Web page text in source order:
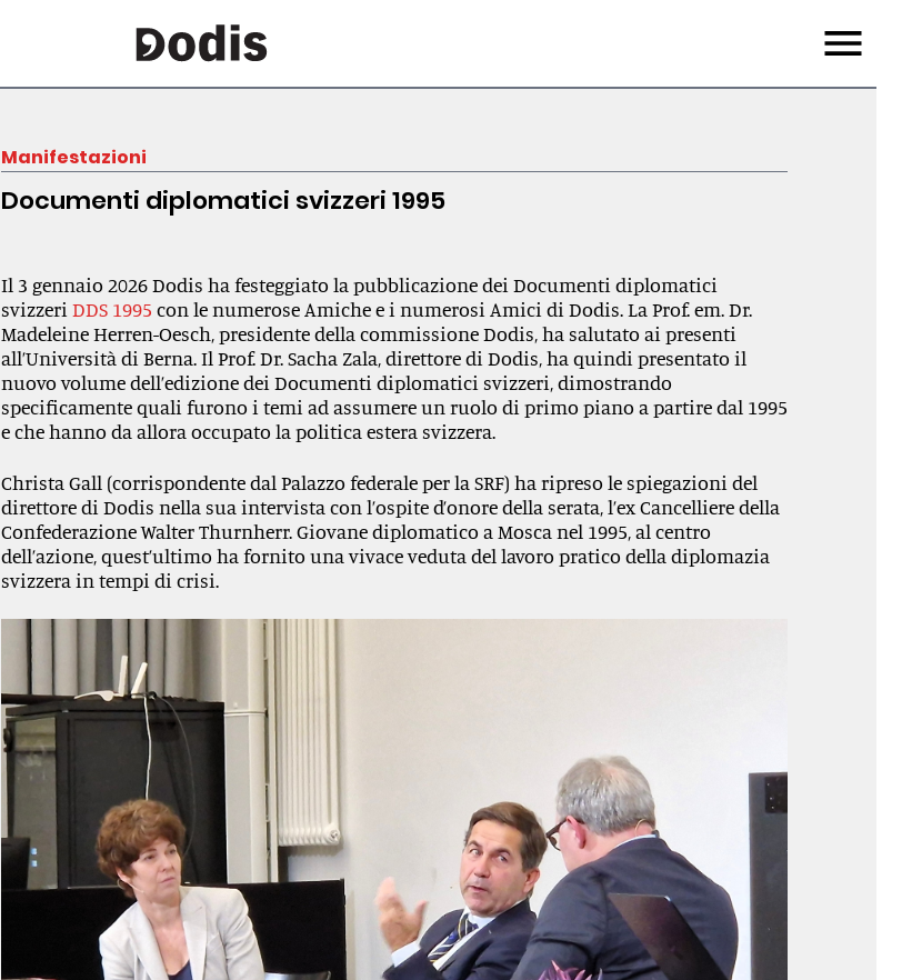
Menu
Manifestazioni
Documenti diplomatici svizzeri 1995
Il 3 gennaio 2026 Dodis ha festeggiato la pubblicazione dei Documenti diplomatici
svizzeri DDS 1995 con le numerose Amiche e i numerosi Amici di Dodis. La Prof. em. Dr.
Madeleine Herren-Oesch, presidente della commissione Dodis, ha salutato ai presenti
all’Università di Berna. Il Prof. Dr. Sacha Zala, direttore di Dodis, ha quindi presentato il
nuovo volume dell’edizione dei Documenti diplomatici svizzeri, dimostrando
specificamente quali furono i temi ad assumere un ruolo di primo piano a partire dal 1995
e che hanno da allora occupato la politica estera svizzera.
Christa Gall (corrispondente dal Palazzo federale per la SRF) ha ripreso le spiegazioni del
direttore di Dodis nella sua intervista con l’ospite d’onore della serata, l’ex Cancelliere della
Confederazione Walter Thurnherr. Giovane diplomatico a Mosca nel 1995, al centro
dell’azione, quest’ultimo ha fornito una vivace veduta del lavoro pratico della diplomazia
svizzera in tempi di crisi.